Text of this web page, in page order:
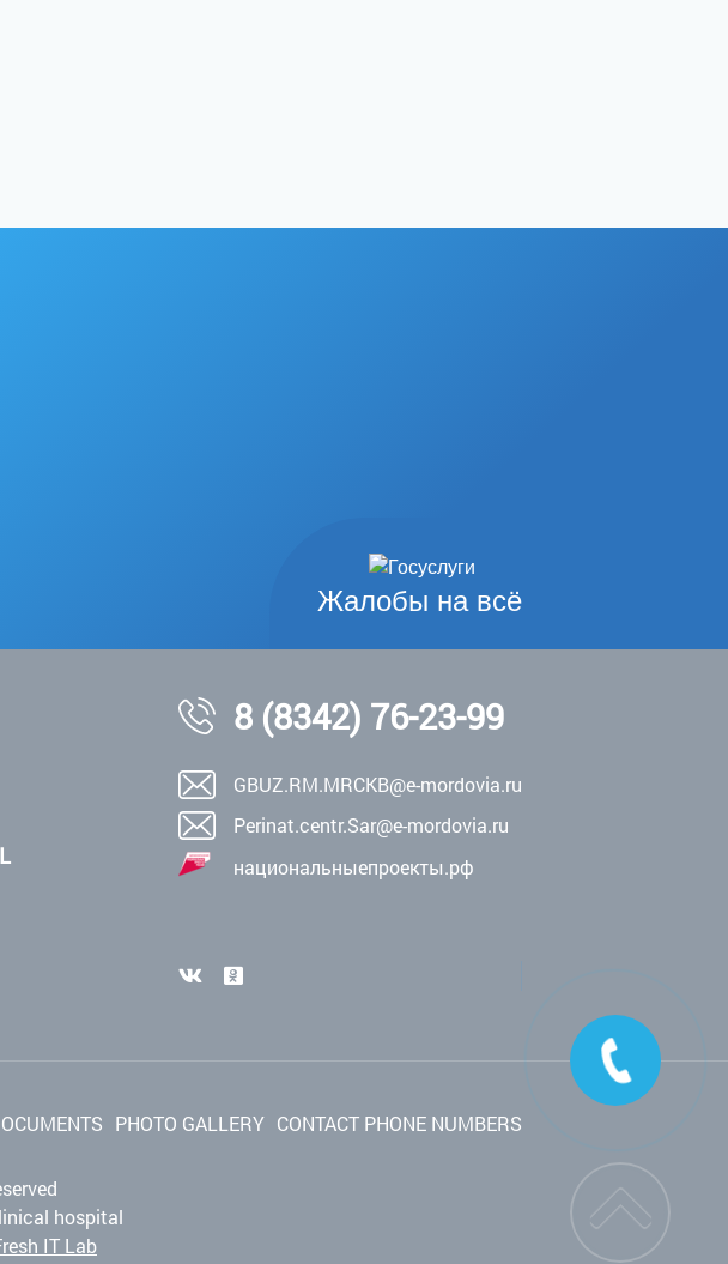
Жалобы на всё
8 (8342) 76-23-99
GBUZ.RM.MRCKB@e-mordovia.ru
Perinat.centr.Sar@e-mordovia.ru
национальныепроекты.рф
PHOTO GALLERY CONTACT PHONE NUMBERS
hospital
IT Lab